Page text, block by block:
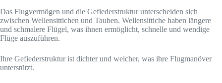
Das Flugvermögen und die Gefiederstruktur unterscheiden sich
zwischen Wellensittichen und Tauben. Wellensittiche haben längere
und schmalere Flügel, was ihnen ermöglicht, schnelle und wendige
Flüge auszuführen.
Ihre Gefiederstruktur ist dichter und weicher, was ihre Flugmanöver
unterstützt.